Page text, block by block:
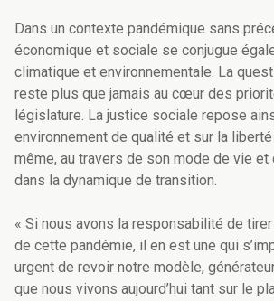
Dans un contexte pandémique sans
économique et sociale se conjugue
climatique et environnementale. La
reste plus que jamais au cœur des
législature. La justice sociale repose
environnement de qualité et sur la
même, au travers de son mode de vie et
dans la dynamique de transition.
« Si nous avons la responsabilité de
de cette pandémie, il en est une qui
urgent de revoir notre modèle,
que nous vivons aujourd’hui tant sur le